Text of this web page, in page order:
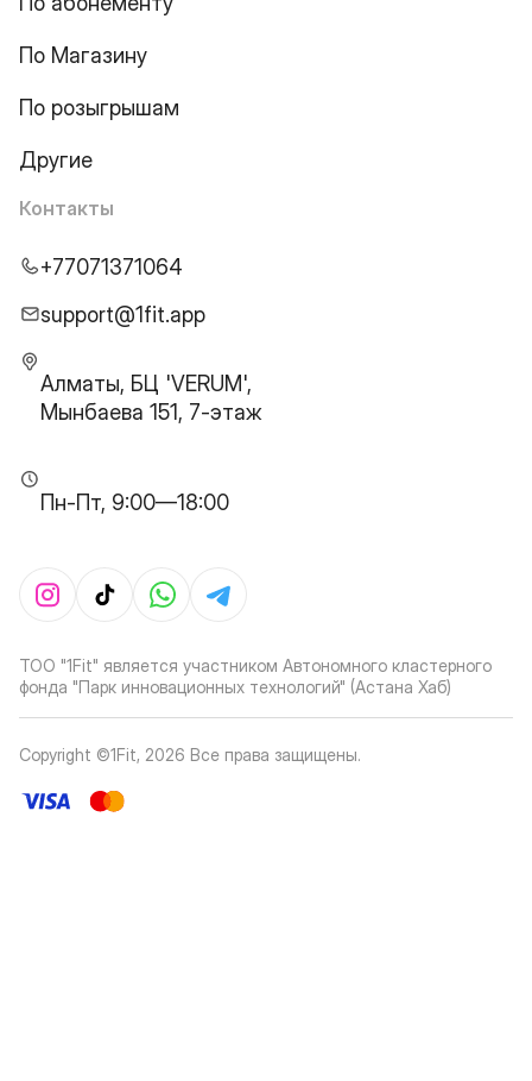
По Магазину
По розыгрышам
Другие
Контакты
+77071371064
support@1fit.app
Алматы, БЦ 'VERUM',
Мынбаева 151, 7-этаж
Пн-Пт, 9:00—18:00
ТОО "1Fit" является участником Автономного кластерного
фонда "Парк инновационных технологий" (Астана Хаб)
Copyright ©1Fit, 2026 Все права защищены.